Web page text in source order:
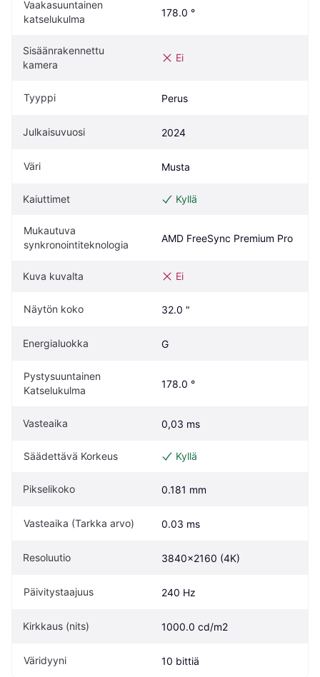
Vaakasuuntainen
katselukulma
178.0 °
Sisäänrakennettu
kamera
Ei
Tyyppi Perus
Julkaisuvuosi 2024
Väri Musta
Kaiuttimet Kyllä
Mukautuva
synkronointiteknologia
AMD FreeSync Premium Pro
Kuva kuvalta Ei
Näytön koko 32.0 "
Energialuokka G
Pystysuuntainen
Katselukulma
178.0 °
Vasteaika 0,03 ms
Säädettävä Korkeus Kyllä
Pikselikoko 0.181 mm
Vasteaika (Tarkka arvo) 0.03 ms
Resoluutio 3840x2160 (4K)
Päivitystaajuus 240 Hz
Kirkkaus (nits) 1000.0 cd/m2
Väridyyni 10 bittiä